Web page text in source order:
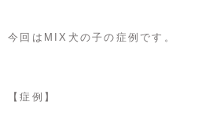
今回はMIX犬の子の症例です。
【症例】